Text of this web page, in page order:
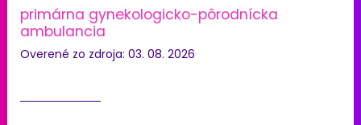
primárna gynekologicko-pôrodnícka
ambulancia
Overené zo zdroja: 03. 08. 2026